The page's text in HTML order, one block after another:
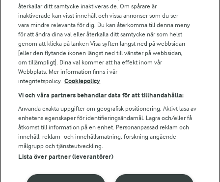
Falbygdens Ost
Arla webbshop
Bildbank
Följ oss
© 2026 Arla Foods
återkallar ditt samtycke inaktiveras de. Om spårare är
inaktiverade kan visst innehåll och vissa annonser som du ser
vara mindre relevanta för dig. Du kan återkomma till denna meny
för att ändra dina val eller återkalla ditt samtycke när som helst
genom att klicka på länken Visa syften längst ned på webbsidan
[eller den flytande ikonen längst ned till vänster på webbsidan,
om tillämpligt]. Dina val kommer att ha effekt inom vår
Webbplats. Mer information finns i vår
integritetspolicy. Cookiepolicy
Vi och våra partners behandlar data för att tillhandahålla:
Använda exakta uppgifter om geografisk positionering. Aktivt läsa av
enhetens egenskaper för identifieringsändamål. Lagra och/eller få
åtkomst till information på en enhet. Personanpassad reklam och
innehåll, reklam- och innehållsmätning, forskning angående
målgrupp och tjänsteutveckling.
Lista över partner (leverantörer)